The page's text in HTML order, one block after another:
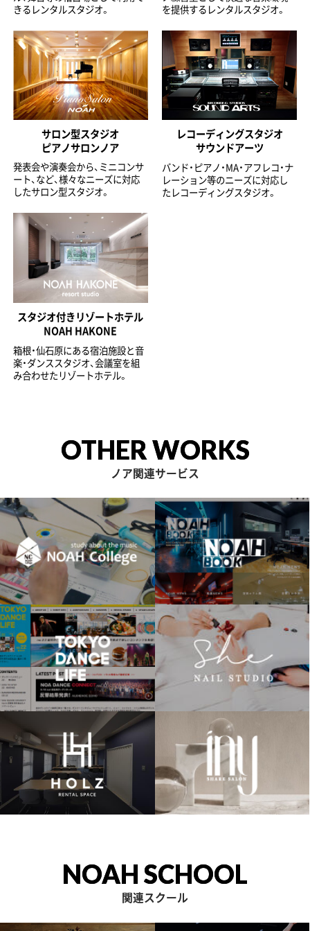
きるレンタルスタジオ。
を提供するレンタルスタジオ。
サロン型スタジオ
ピアノサロンノア
発表会や演奏会から、ミニコンサ
ート、など、様々なニーズに対応
したサロン型スタジオ。
レコーディングスタジオ
サウンドアーツ
バンド・ピアノ・MA・アフレコ・ナ
レーション等のニーズに対応し
たレコーディングスタジオ。
スタジオ付きリゾートホテル
NOAH HAKONE
箱根・仙石原にある宿泊施設と音
楽・ダンススタジオ、会議室を組
み合わせたリゾートホテル。
OTHER WORKS
ノア関連サービス
NOAH SCHOOL
関連スクール